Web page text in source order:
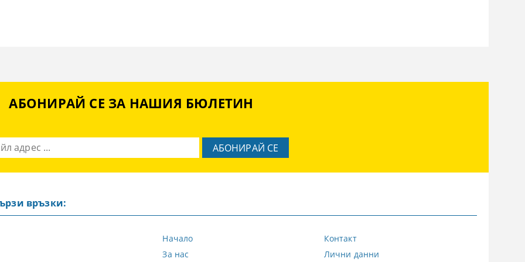
АБОНИРАЙ СЕ ЗА НАШИЯ БЮЛЕТИН
връзки:
Начало
За нас
Контакт
Лични данни